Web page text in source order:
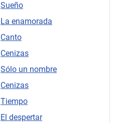
Sueño
La enamorada
Canto
Cenizas
Sólo un nombre
Cenizas
Tiempo
El despertar